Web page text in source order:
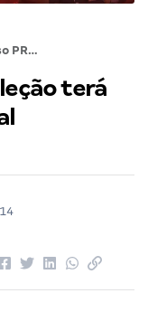
Concurso PRF: Nova seleção terá 1.500 vagas para policial rodoviário!
terá